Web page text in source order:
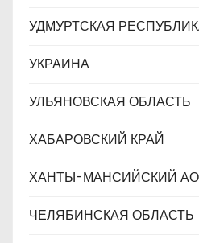
УДМУРТСКАЯ
УКРАИНА
УЛЬЯНОВСКАЯ ОБЛАСТЬ
ХАБАРОВСКИЙ КРАЙ
ХАНТЫ-МАНСИЙСКИЙ
ЧЕЛЯБИНСКАЯ ОБЛАСТЬ